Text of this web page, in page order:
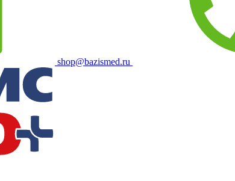
shop@bazismed.ru